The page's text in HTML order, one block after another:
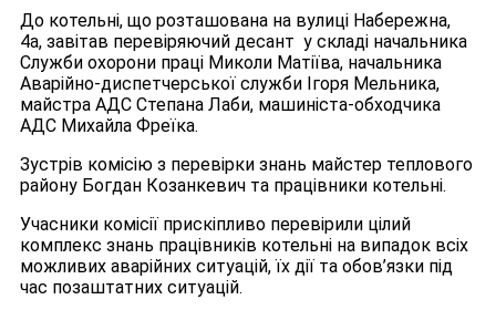
До котельні, що розташована на вулиці Набережна,
4а, завітав перевіряючий десант у складі начальника
Служби охорони праці Миколи Матіїва, начальника
Аварійно-диспетчерської служби Ігоря Мельника,
майстра АДС Степана Лаби, машиніста-обходчика
АДС Михайла Фреїка.
Зустрів комісію з перевірки знань майстер теплового
району Богдан Козанкевич та працівники котельні.
Учасники комісії прискіпливо перевірили цілий
комплекс знань працівників котельні на випадок всіх
можливих аварійних ситуацій, їх дії та обов’язки під
час позаштатних ситуацій.